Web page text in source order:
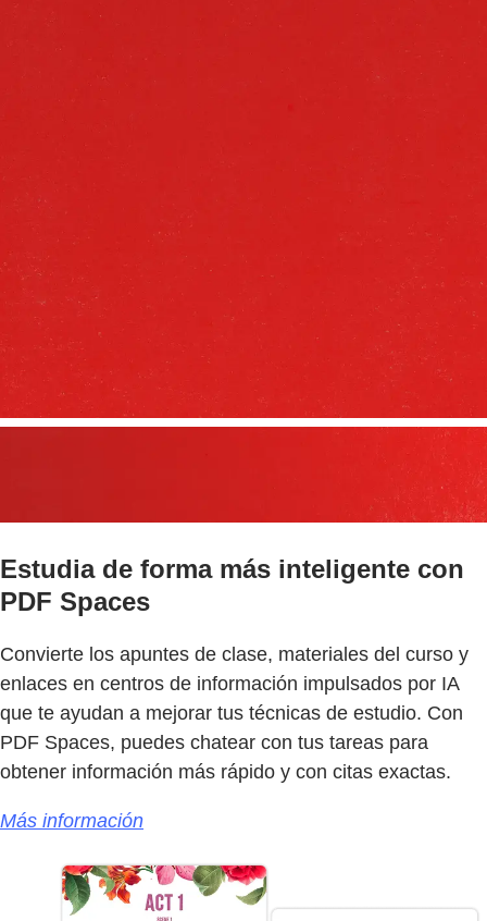
Estudia de forma más inteligente con
PDF Spaces
Convierte los apuntes de clase, materiales del curso y
enlaces en centros de información impulsados por IA
que te ayudan a mejorar tus técnicas de estudio. Con
PDF Spaces, puedes chatear con tus tareas para
obtener información más rápido y con citas exactas.
Más información